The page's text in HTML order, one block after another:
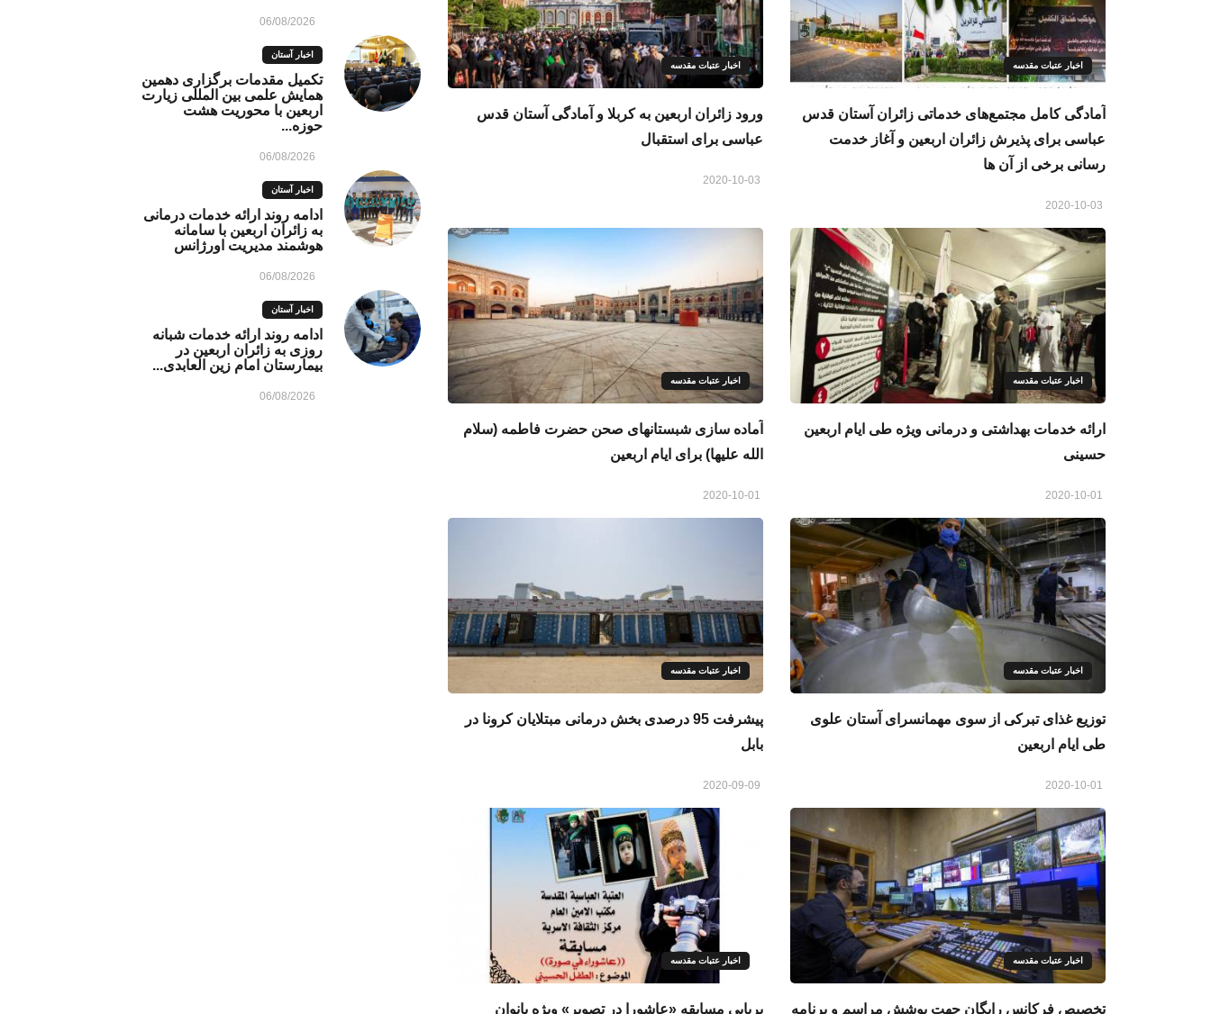
اخبار عتبات مقدسه
آمادگی کامل مجتمع‌های خدماتی زائران آستان قدس
عباسی برای پذیرش زائران اربعين و آغاز خدمت
رسانی برخی از آن ها
اخبار عتبات مقدسه
ورود زائران اربعین به کربلا و آمادگی آستان قدس
عباسی برای استقبال
اخبار عتبات مقدسه
ارائه خدمات بهداشتی و درمانی ویژه طی ایام اربعین
حسینی
اخبار عتبات مقدسه
آماده سازی شبستانهای صحن حضرت فاطمه (سلام
الله علیها) برای ایام اربعین
اخبار عتبات مقدسه
توزیع غذای تبرکی از سوی مهمانسرای آستان علوی
طی ایام اربعین
اخبار عتبات مقدسه
پیشرفت 95 درصدی بخش درمانی مبتلایان کرونا در
بابل
اخبار عتبات مقدسه
تخصیص فرکانس رایگان جهت پوشش مراسم و برنامه
اخبار عتبات مقدسه
برپایی مسابقه «عاشورا در تصویر» ویژه بانوان
06/08/2026
اخبار آستان
تکمیل مقدمات برگزاری دهمین
همایش علمی بین المللی زیارت
اربعین با محوریت هشت
حوزه...
06/08/2026
اخبار آستان
ادامه روند ارائه خدمات درمانی
به زائران اربعین با سامانه
هوشمند مدیریت اورژانس
06/08/2026
اخبار آستان
ادامه روند ارائه خدمات شبانه
روزی به زائران اربعین در
بیمارستان امام زین العابدی...
06/08/2026